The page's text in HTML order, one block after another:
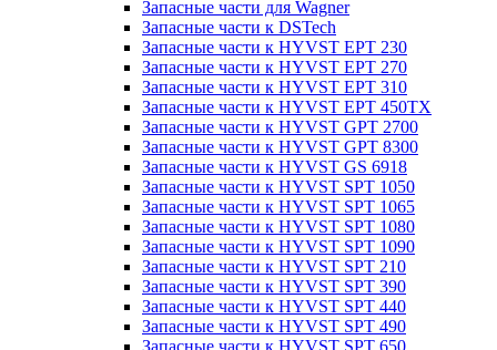
Запасные части для Wagner
Запасные части к DSTech
Запасные части к HYVST EPT 230
Запасные части к HYVST EPT 270
Запасные части к HYVST EPT 310
Запасные части к HYVST EPT 450TX
Запасные части к HYVST GPT 2700
Запасные части к HYVST GPT 8300
Запасные части к HYVST GS 6918
Запасные части к HYVST SPT 1050
Запасные части к HYVST SPT 1065
Запасные части к HYVST SPT 1080
Запасные части к HYVST SPT 1090
Запасные части к HYVST SPT 210
Запасные части к HYVST SPT 390
Запасные части к HYVST SPT 440
Запасные части к HYVST SPT 490
Запасные части к HYVST SPT 650